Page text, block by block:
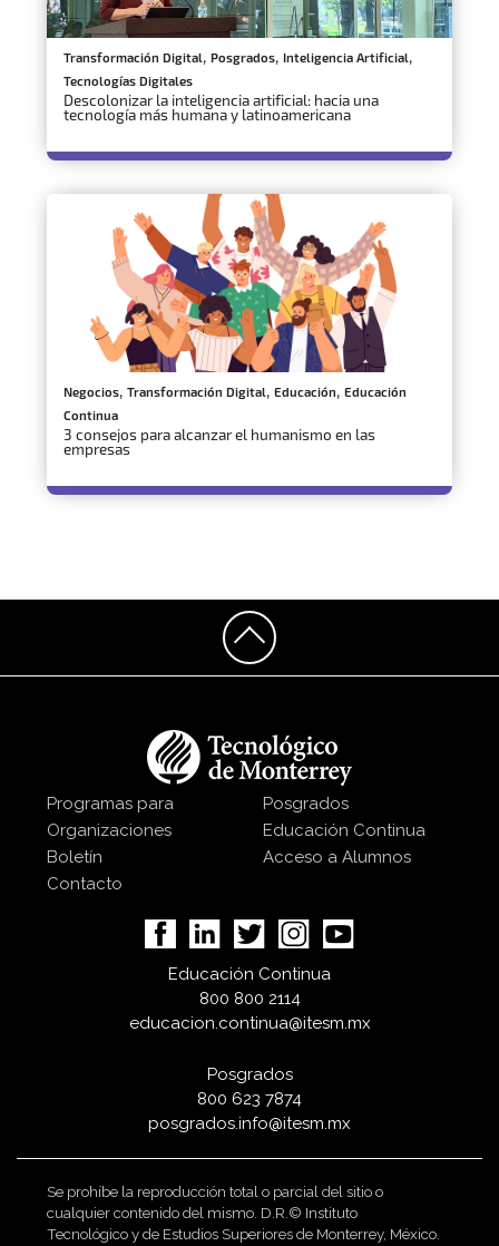
Transformación Digital, Posgrados, Inteligencia Artificial,
Tecnologías Digitales
Descolonizar la inteligencia artificial: hacia una
tecnología más humana y latinoamericana
Negocios, Transformación Digital, Educación, Educación
Continua
3 consejos para alcanzar el humanismo en las
empresas
Programas para
Organizaciones
Boletín
Contacto
Posgrados
Educación Continua
Acceso a Alumnos
Educación Continua
800 800 2114
educacion.continua@itesm.mx
Posgrados
800 623 7874
posgrados.info@itesm.mx
Se prohíbe la reproducción total o parcial del sitio o
cualquier contenido del mismo. D.R.© Instituto
Tecnológico y de Estudios Superiores de Monterrey, México.